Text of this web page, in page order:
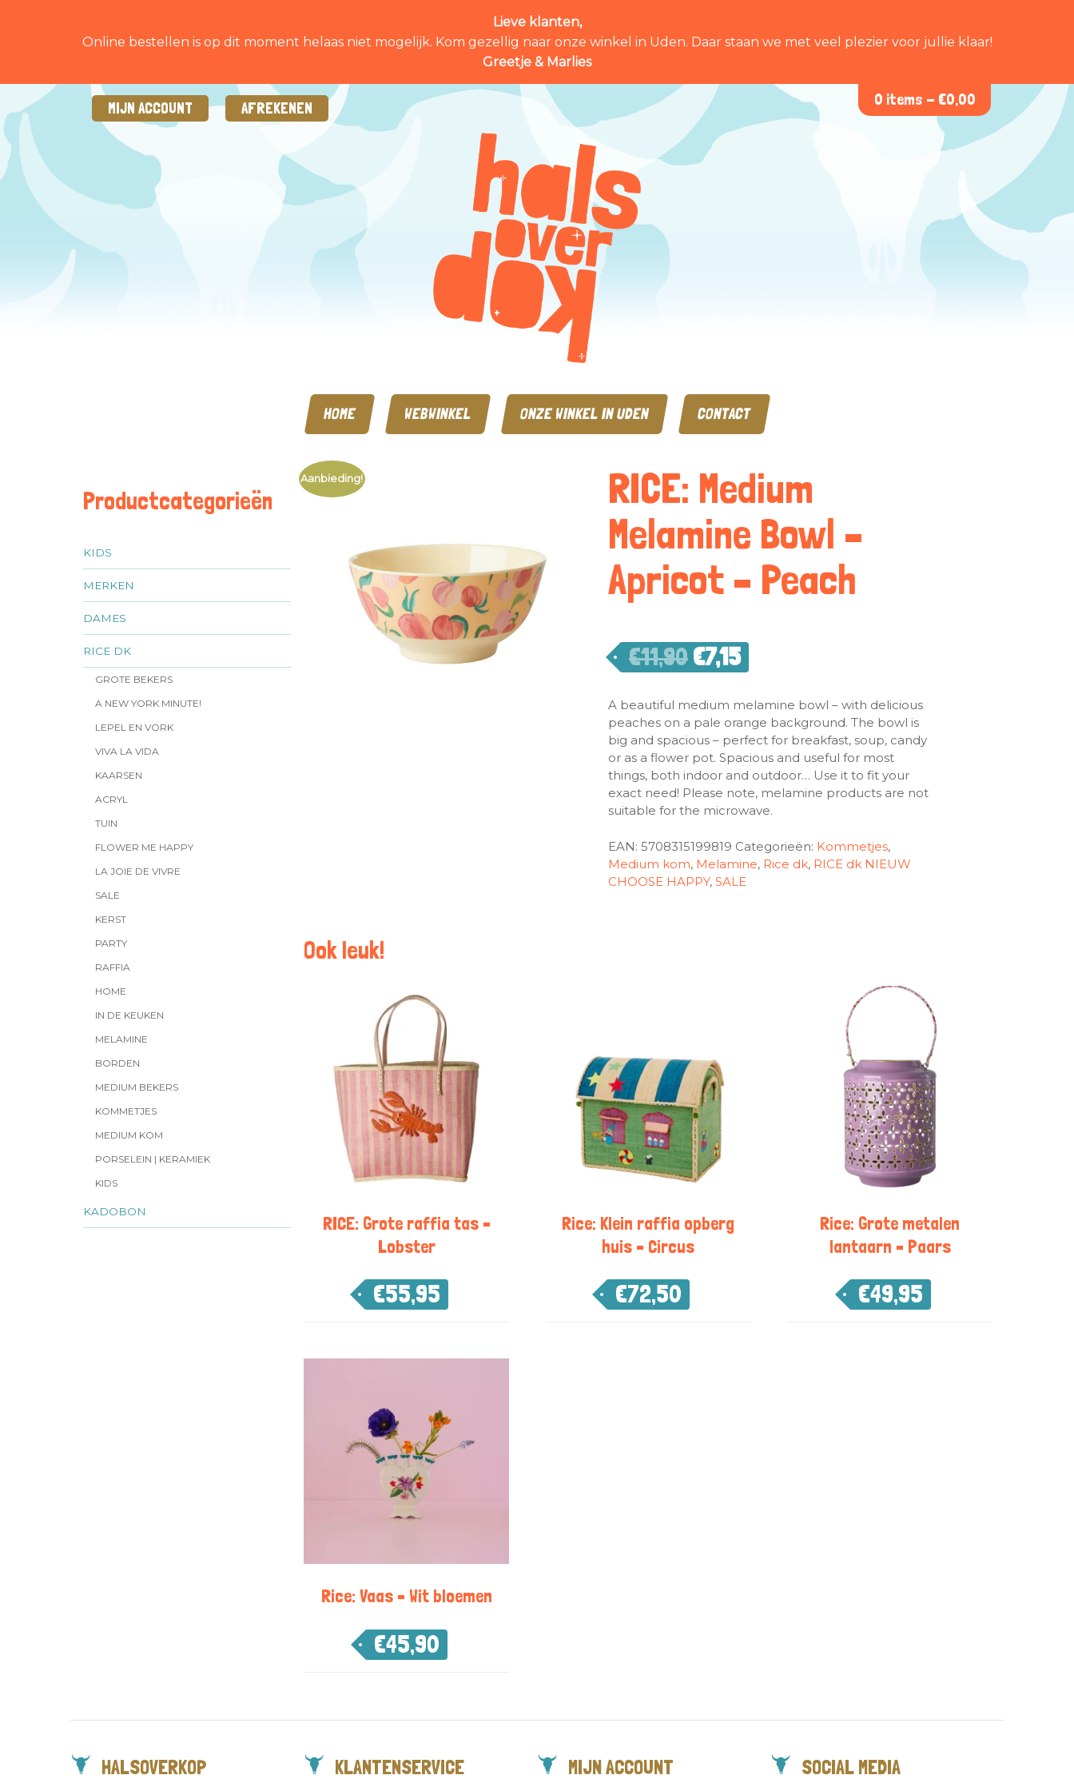
Lieve klanten,
Online bestellen is op dit moment helaas niet mogelijk. Kom gezellig naar onze winkel in Uden. Daar staan we met veel plezier voor jullie klaar!
Greetje & Marlies
MIJN ACCOUNT AFREKENEN 0 items - €0,00
HOME WEBWINKEL ONZE WINKEL IN UDEN CONTACT
Productcategorieën
KIDS
MERKEN
DAMES
RICE DK
GROTE BEKERS
A NEW YORK MINUTE!
LEPEL EN VORK
VIVA LA VIDA
KAARSEN
ACRYL
TUIN
FLOWER ME HAPPY
LA JOIE DE VIVRE
SALE
KERST
PARTY
RAFFIA
HOME
IN DE KEUKEN
MELAMINE
BORDEN
MEDIUM BEKERS
KOMMETJES
MEDIUM KOM
PORSELEIN | KERAMIEK
KIDS
KADOBON
Aanbieding!
RICE: Medium
Melamine Bowl –
Apricot – Peach
€11,90 €7,15
A beautiful medium melamine bowl – with delicious
peaches on a pale orange background. The bowl is
big and spacious – perfect for breakfast, soup, candy
or as a flower pot. Spacious and useful for most
things, both indoor and outdoor… Use it to fit your
exact need! Please note, melamine products are not
suitable for the microwave.
EAN: 5708315199819 Categorieën: Kommetjes,
Medium kom, Melamine, Rice dk, RICE dk NIEUW
CHOOSE HAPPY, SALE
Ook leuk!
RICE: Grote raffia tas –
Lobster
€55,95
Rice: Klein raffia opberg
huis – Circus
€72,50
Rice: Grote metalen
lantaarn – Paars
€49,95
Rice: Vaas – Wit bloemen
€45,90
HALSOVERKOP KLANTENSERVICE MIJN ACCOUNT SOCIAL MEDIA